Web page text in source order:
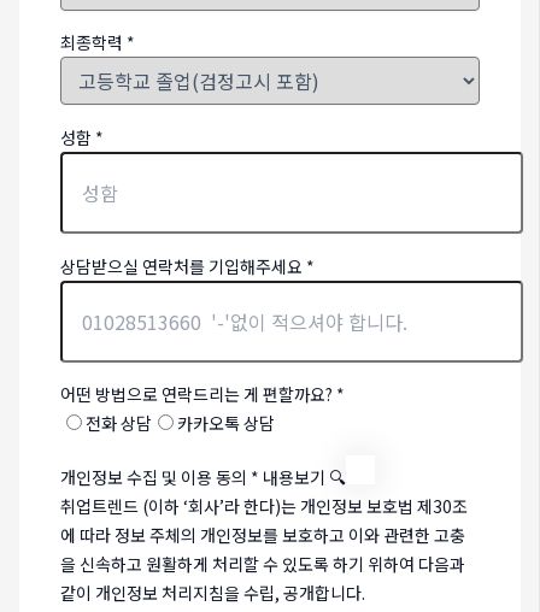
최종학력 *
성함 *
상담받으실 연락처를 기입해주세요 *
어떤 방법으로 연락드리는 게 편할까요? *
전화 상담
카카오톡 상담
개인정보 수집 및 이용 동의 * 내용보기 🔍
취업트렌드 (이하 ‘회사’라 한다)는 개인정보 보호법 제30조
에 따라 정보 주체의 개인정보를 보호하고 이와 관련한 고충
을 신속하고 원활하게 처리할 수 있도록 하기 위하여 다음과
같이 개인정보 처리지침을 수립, 공개합니다.